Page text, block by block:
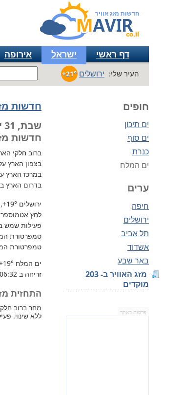
חדשות מזג אוויר
דף ראשי ישראל אירופה
העיר שלי: ירושלים +21°
חופים
ים תיכון
ים סוף
כנרת
ים המלח
ערים
חיפה
ירושלים
תל אביב
אשדוד
באר שבע
מזג האוויר ב- 203
מוקדים
פרסום באתר
חדשות
שבת, 31 ינואר
חדשות
ברוב חלקי
בצפון הארץ
במרכז הארץ
בדרום הארץ
ירושלים +19°
לחץ אטמוספרי - ללא
פעילות שמש
טמפרטורת
טמפרטורת
ים המלח
זריחה ב 06:32, שקיעת שמש 17:08.
התחזית מזג
ללא שינוי.